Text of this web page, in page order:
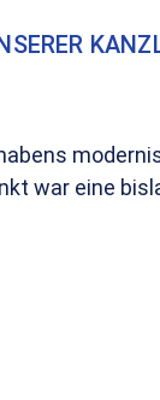
war eine